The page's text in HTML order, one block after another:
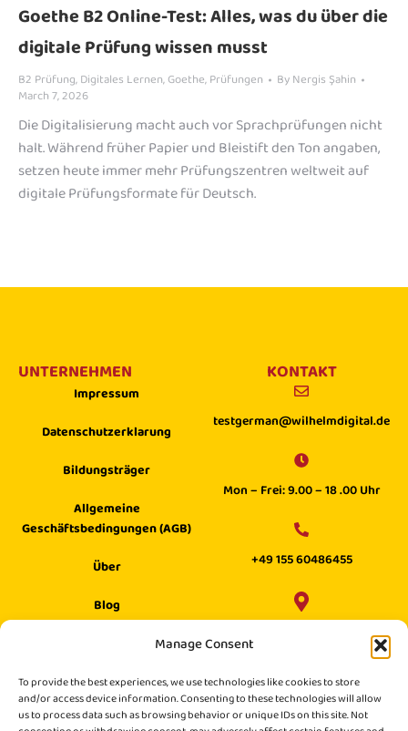
Manage Consent
To provide the best experiences, we use technologies like cookies to store
and/or access device information. Consenting to these technologies will allow
us to process data such as browsing behavior or unique IDs on this site. Not
Goethe B2 Online-Test: Alles, was du über die
digitale Prüfung wissen musst
B2 Prüfung,Digitales Lernen,Goethe,Prüfungen ByNergis Şahin
March 7, 2026
Die Digitalisierung macht auch vor Sprachprüfungen nicht
halt. Während früher Papier und Bleistift den Ton angaben,
setzen heute immer mehr Prüfungszentren weltweit auf
digitale Prüfungsformate für Deutsch.
UNTERNEHMEN
Impressum
Datenschutzerklarung
Bildungsträger
Allgemeine
Geschäftsbedingungen (AGB)
Über
Blog
KONTAKT
testgerman@wilhelmdigital.de
Mon – Frei: 9.00 – 18 .00 Uhr
+49 155 60486455
Philippstraße 27, 52349 Düren,
Germany